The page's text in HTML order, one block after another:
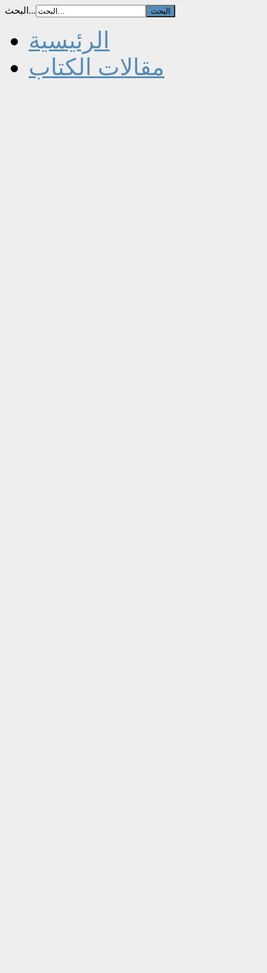
البحث...
الرئيسية
مقالات الكتاب